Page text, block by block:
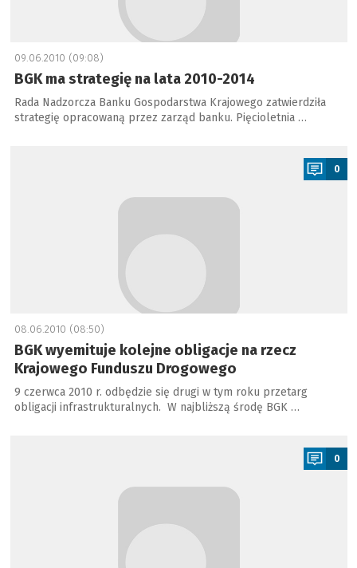
09.06.2010 (09:08)
BGK ma strategię na lata 2010-2014
Rada Nadzorcza Banku Gospodarstwa Krajowego zatwierdziła
strategię opracowaną przez zarząd banku. Pięcioletnia …
0
08.06.2010 (08:50)
BGK wyemituje kolejne obligacje na rzecz
Krajowego Funduszu Drogowego
9 czerwca 2010 r. odbędzie się drugi w tym roku przetarg
obligacji infrastrukturalnych. W najbliższą środę BGK …
0